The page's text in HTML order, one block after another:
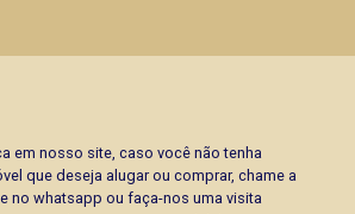
em nosso site, caso você não tenha
que deseja alugar ou comprar, chame a
no whatsapp ou faça-nos uma visita